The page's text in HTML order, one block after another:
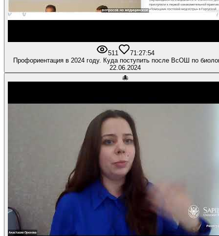
511 71:27:54
Профориентация в 2024 году. Куда поступить после ВсОШ по
22.06.2024
🐙